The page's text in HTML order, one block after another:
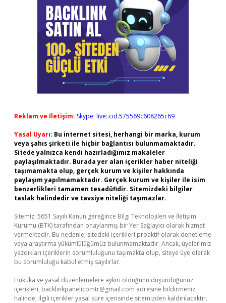
Reklam ve İletişim: Skype: live:.cid.575569c608265c69
Yasal Uyarı: Bu internet sitesi, herhangi bir marka, kurum
veya şahıs şirketi ile hiçbir bağlantısı bulunmamaktadır.
Sitede yalnızca kendi hazırladığımız makaleler
paylaşılmaktadır. Burada yer alan içerikler haber niteliği
taşımamakta olup, gerçek kurum ve kişiler hakkında
paylaşım yapılmamaktadır. Gerçek kurum ve kişiler ile isim
benzerlikleri tamamen tesadüfidir. Sitemizdeki bilgiler
taslak halindedir ve tavsiye niteliği taşımazlar.
Sitemiz, 5651 Sayılı Kanun gereğince Bilgi Teknolojileri ve İletişim
Kurumu (BTK) tarafından onaylanmış bir Yer Sağlayıcı olarak hizmet
vermektedir. Bu nedenle, sitedeki içerikleri proaktif olarak denetleme
veya araştırma yükümlülüğümüz bulunmamaktadır. Ancak, üyelerimiz
yazdıkları içeriklerin sorumluluğunu taşımakta olup, siteye üye olarak
bu sorumluluğu kabul etmiş sayılırlar.
Hukuka ve yasal düzenlemelere aykırı olduğunu düşündüğünüz
içerikleri, backlinkpanelicomtr@gmail.com adresine bildirmeniz
halinde, ilgili içerikler yasal süre içerisinde sitemizden kaldırılacaktır.